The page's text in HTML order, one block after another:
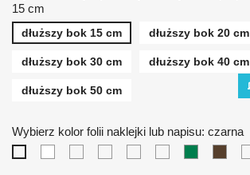
15 cm
dłuższy bok 15 cm dłuższy bok 20 cm
dłuższy bok 30 cm dłuższy bok 40 cm
dłuższy bok 50 cm
Wybierz kolor folii naklejki lub napisu: czarna